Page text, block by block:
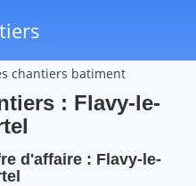
chantiers batiment
: Flavy-le-
d'affaire : Flavy-le-